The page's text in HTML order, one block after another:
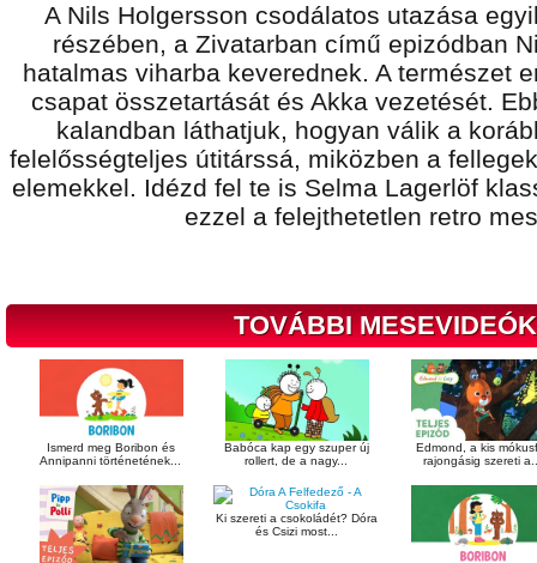
A Nils Holgersson csodálatos utazása
részében, a Zivatarban című epizódban
hatalmas viharba keverednek. A természet
csapat összetartását és Akka vezetését.
kalandban láthatjuk, hogyan válik a
felelősségteljes útitárssá, miközben a
elemekkel. Idézd fel te is Selma Lagerlöf
ezzel a felejthetetlen retro
TOVÁBBI
Ismerd meg Boribon és
Annipanni történetének...
Babóca kap egy szuper új
rollert, de a nagy...
Edmond, a kis
rajongásig szereti
Ki szereti a csokoládét? Dóra
és Csizi most...